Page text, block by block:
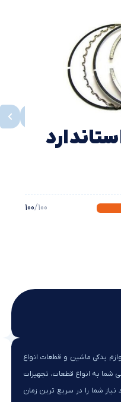
مشاهده همه
100/100
یدکی ماشین و قطعات انواع
شما به انواع قطعات، تجهیزات
نیاز شما را در سریع ترین زمان